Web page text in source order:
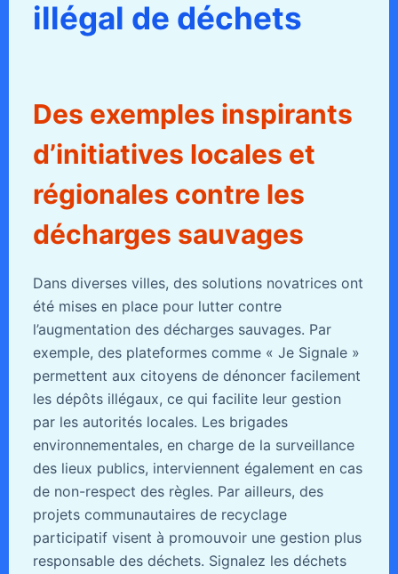
illégal de déchets
Des exemples inspirants
d’initiatives locales et
régionales contre les
décharges sauvages
Dans diverses villes, des solutions novatrices ont
été mises en place pour lutter contre
l’augmentation des décharges sauvages. Par
exemple, des plateformes comme « Je Signale »
permettent aux citoyens de dénoncer facilement
les dépôts illégaux, ce qui facilite leur gestion
par les autorités locales. Les brigades
environnementales, en charge de la surveillance
des lieux publics, interviennent également en cas
de non-respect des règles. Par ailleurs, des
projets communautaires de recyclage
participatif visent à promouvoir une gestion plus
responsable des déchets. Signalez les déchets